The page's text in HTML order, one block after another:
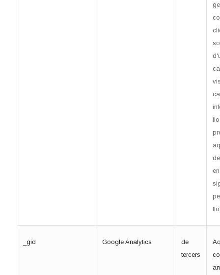
_gid Google Analytics
de
tercers